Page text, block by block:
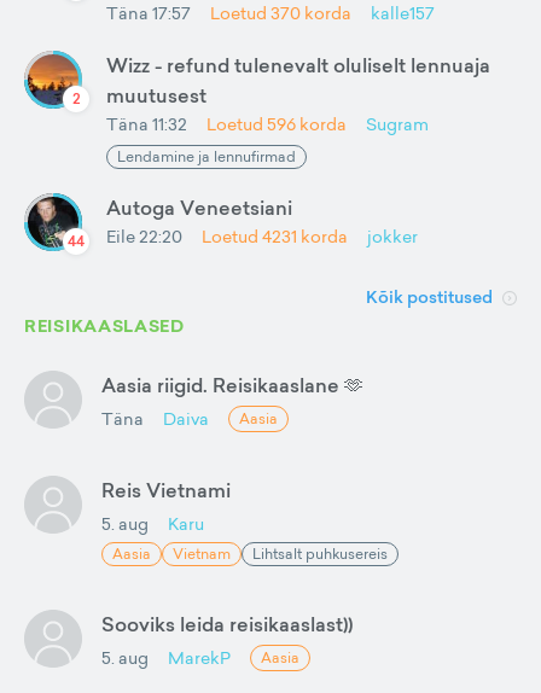
Täna 17:57 Loetud 370 korda kalle157
2
Wizz - refund tulenevalt oluliselt lennuaja
muutusest
Täna 11:32 Loetud 596 korda Sugram
Lendamine ja lennufirmad
44
Autoga Veneetsiani
Eile 22:20 Loetud 4231 korda jokker
Kõik postitused
REISIKAASLASED
Aasia riigid. Reisikaaslane 🫶
Täna Daiva Aasia
Reis Vietnami
5. aug Karu
Aasia Vietnam Lihtsalt puhkusereis
Sooviks leida reisikaaslast))
5. aug MarekP Aasia